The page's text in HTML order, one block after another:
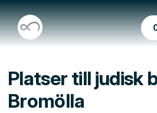
Platser till judisk
Bromölla